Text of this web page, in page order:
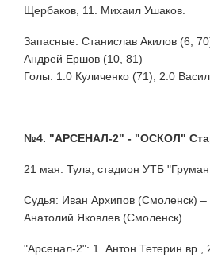
Щербаков, 11. Михаил Ушаков.
Запасные: Станислав Акилов (6,
Андрей Ершов (10, 81)
Голы: 1:0 Куличенко (71), 2:0
№4. "АРСЕНАЛ-2" - "ОСКОЛ"
21 мая. Тула, стадион УТБ
Судья: Иван Архипов (Смоленск) –
Анатолий Яковлев (Смоленск).
"Арсенал-2": 1. Антон Тетерин вр.,